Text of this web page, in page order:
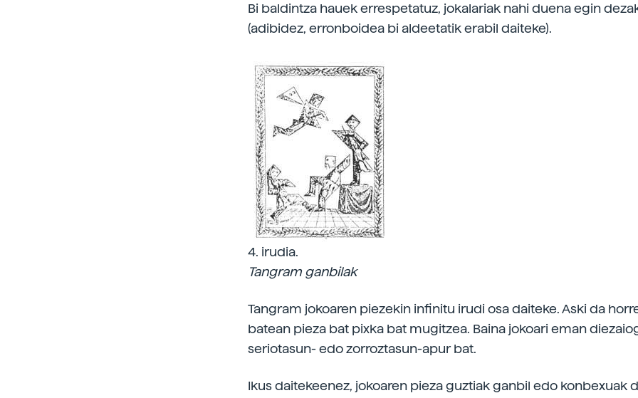
Bi baldintza hauek errespetatuz, jokalariak nahi duena egin
(adibidez, erronboidea bi aldeetatik erabil daiteke).
4. irudia.
Tangram ganbilak
Tangram jokoaren piezekin infinitu irudi osa daiteke. Aski da
batean pieza bat pixka bat mugitzea. Baina jokoari eman
seriotasun- edo zorroztasun-apur bat.
Ikus daitekeenez, jokoaren pieza guztiak ganbil edo konbexuak